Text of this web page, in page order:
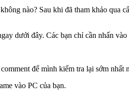
nào? Sau khi đã tham khảo
dưới đây. Các bạn chỉ cần nhấn
để mình kiểm tra lại sớm nhất
vào PC của bạn.